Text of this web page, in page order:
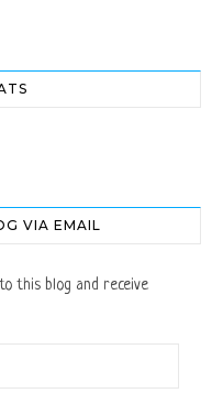
VIA EMAIL
this blog and receive